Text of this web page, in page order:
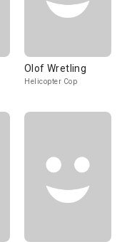
Olof Wretling
Helicopter Cop